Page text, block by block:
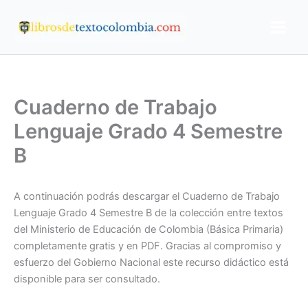
Cuaderno de Trabajo
Lenguaje Grado 4 Semestre
B
A continuación podrás descargar el Cuaderno de Trabajo
Lenguaje Grado 4 Semestre B de la colección entre textos
del Ministerio de Educación de Colombia (Básica Primaria)
completamente gratis y en PDF. Gracias al compromiso y
esfuerzo del Gobierno Nacional este recurso didáctico está
disponible para ser consultado.